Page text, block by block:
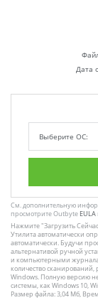
Дата
См. дополнительную
просмотрите Outbyte EULA
Нажмите"Загрузить
Утилита автоматически
автоматически. Будучи
альтернативой ручной
и компьютерными
количество сканирований,
Windows. Полную версию
системы, как Windows 10,
Размер файла: 3,04 Мб,